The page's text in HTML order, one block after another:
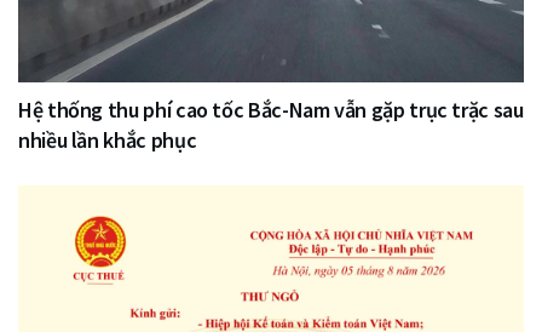
Hệ thống thu phí cao tốc Bắc-Nam vẫn gặp trục trặc sau
nhiều lần khắc phục